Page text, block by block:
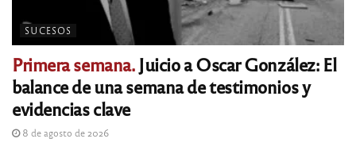
SUCESOS
Primera semana.Juicio a Oscar González: El
balance de una semana de testimonios y
evidencias clave
8 de agosto de 2026